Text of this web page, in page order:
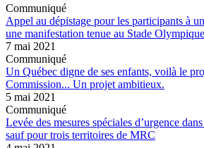
Communiqué
Appel au dépistage pour les participants à
une manifestation tenue au Stade
7 mai 2021
Communiqué
Un Québec digne de ses enfants, voilà le
Commission... Un projet ambitieux.
5 mai 2021
Communiqué
Levée des mesures spéciales d’urgence
sauf pour trois territoires de MRC